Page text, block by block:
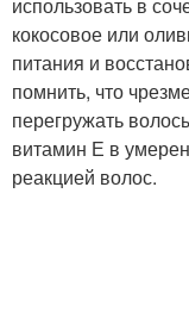
использовать в
кокосовое или
питания и
помнить, что
перегружать
витамин Е в
реакцией волос.